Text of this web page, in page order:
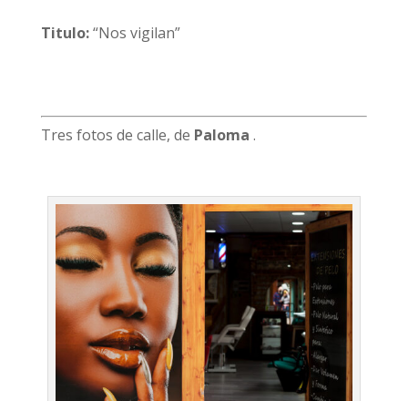
Titulo:“Nos vigilan”
Tres fotos de calle, de Paloma .